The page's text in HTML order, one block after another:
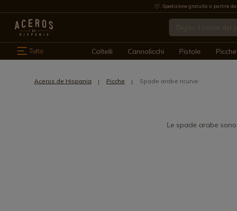
Spedizione gratuita a partire
Tutto Coltelli Cannolicchi Pistole Picche
Aceros de Hispania Picche Spade arabe ricurve
Le spade arabe